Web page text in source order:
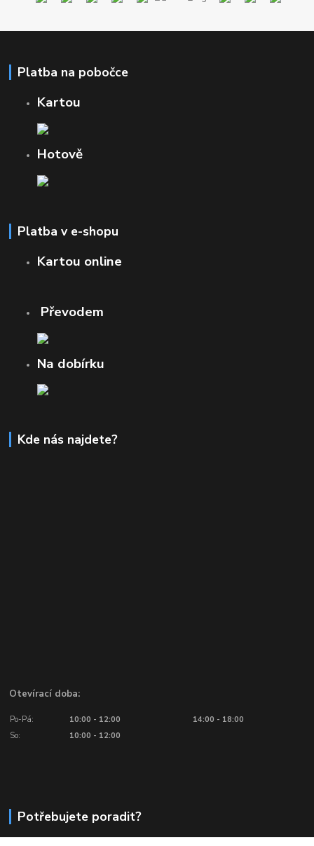
Platba na pobočce
Kartou
Hotově
Platba v e-shopu
Kartou online
Převodem
Na dobírku
Kde nás najdete?
Otevírací doba:
Po-Pá: 10:00 - 12:00
14:00 - 18:00
So:
10:00 - 12:00
Potřebujete poradit?